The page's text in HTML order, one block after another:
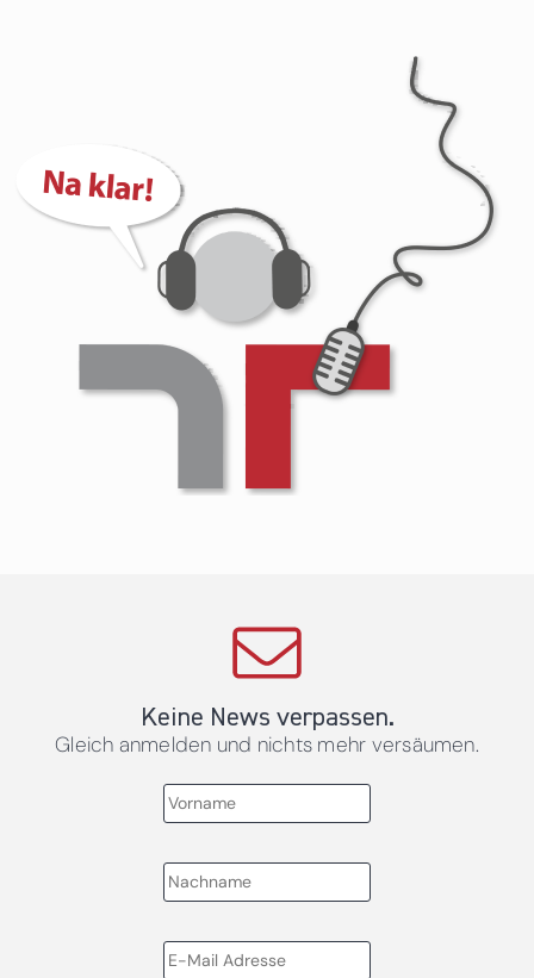
Keine News verpassen.
Gleich anmelden und nichts mehr versäumen.